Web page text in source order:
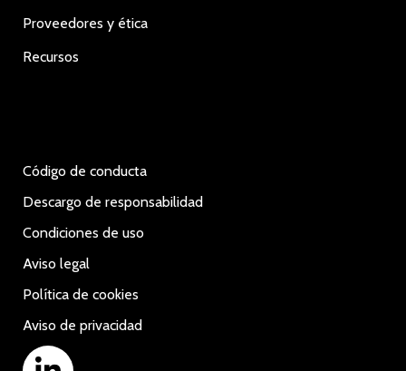
Proveedores y ética
Recursos
Código de conducta
Descargo de responsabilidad
Condiciones de uso
Aviso legal
Política de cookies
Aviso de privacidad